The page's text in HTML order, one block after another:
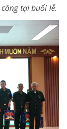
tại buổi lễ.